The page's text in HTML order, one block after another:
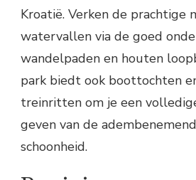
Kroatië. Verken de prachtige
watervallen via de goed
wandelpaden en houten
park biedt ook boottochten
treinritten om je een
geven van de
schoonheid.